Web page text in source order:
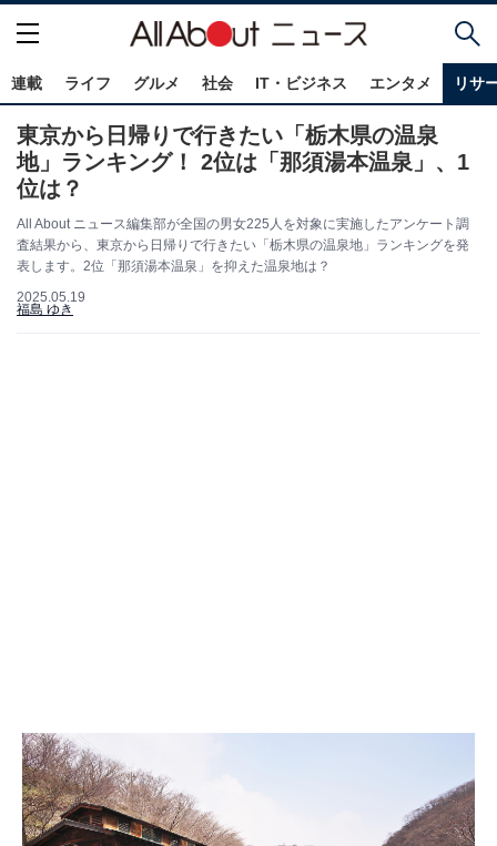
連載 ライフ グルメ 社会 IT・ビジネス エンタメ リサ
東京から日帰りで行きたい「栃木県の温泉
地」ランキング！ 2位は「那須湯本温泉」、1
位は？
All About ニュース編集部が全国の男女225人を対象に実施したアンケート調
査結果から、東京から日帰りで行きたい「栃木県の温泉地」ランキングを発
表します。2位「那須湯本温泉」を抑えた温泉地は？
2025.05.19
福島 ゆき